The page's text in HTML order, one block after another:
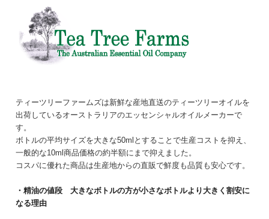
ティーツリーファームズは新鮮な産地直送のティーツリーオイルを
出荷しているオーストラリアのエッセンシャルオイルメーカーで
す。
ボトルの平均サイズを大きな50mlとすることで生産コストを抑え、
一般的な10ml商品価格の約半額にまで抑えました。
コスパに優れた商品は生産地からの直販で鮮度も品質も安心です。
・精油の値段 大きなボトルの方が小さなボトルより大きく割安に
なる理由